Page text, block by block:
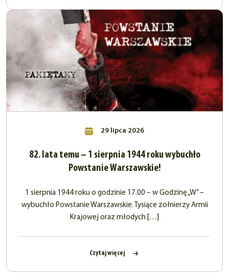
29 lipca 2026
82. lata temu – 1 sierpnia 1944 roku wybuchło
Powstanie Warszawskie!
1 sierpnia 1944 roku o godzinie 17.00 – w Godzinę „W” –
wybuchło Powstanie Warszawskie. Tysiące żołnierzy Armii
Krajowej oraz młodych […]
Czytaj więcej